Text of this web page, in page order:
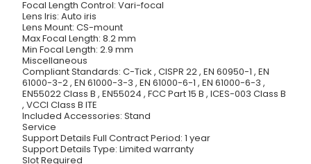
Focal Length Control: Vari-focal
Lens Iris: Auto iris
Lens Mount: CS-mount
Max Focal Length: 8.2 mm
Min Focal Length: 2.9 mm
Miscellaneous
Compliant Standards: C-Tick , CISPR 22 , EN 60950-1 , EN
61000-3-2 , EN 61000-3-3 , EN 61000-6-1 , EN 61000-6-3 ,
EN55022 Class B , EN55024 , FCC Part 15 B , ICES-003 Class B
, VCCI Class B ITE
Included Accessories: Stand
Service
Support Details Full Contract Period: 1 year
Support Details Type: Limited warranty
Slot Required